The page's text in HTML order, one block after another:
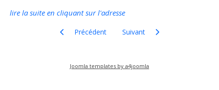
lire la suite en cliquant sur l'adresse
Article précédent : arbres- des nouvelles du
Précédent Article suivant : Enquête
Suivant
Joomla templates by a4joomla